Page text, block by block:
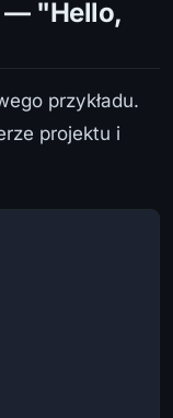
— "Hello,
przykładu.
projektu i